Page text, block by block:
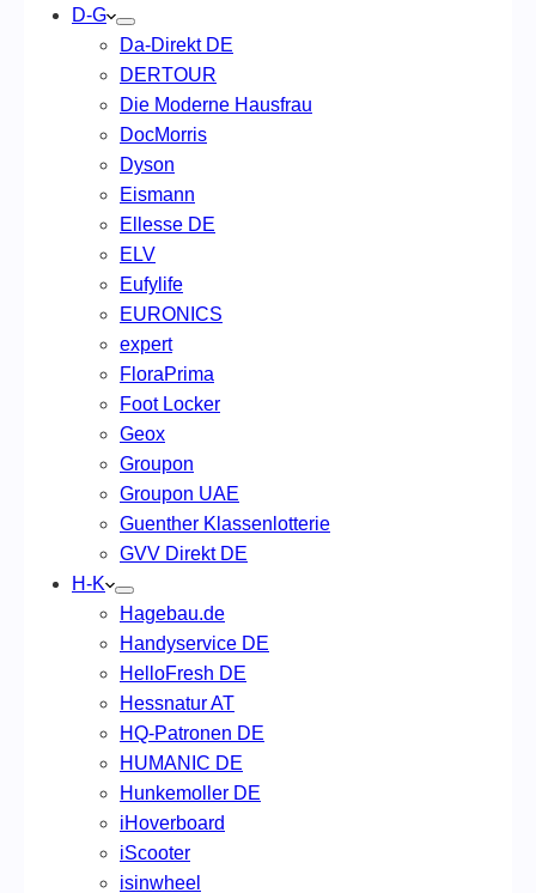
D-G
Da-Direkt DE
DERTOUR
Die Moderne Hausfrau
DocMorris
Dyson
Eismann
Ellesse DE
ELV
Eufylife
EURONICS
expert
FloraPrima
Foot Locker
Geox
Groupon
Groupon UAE
Guenther Klassenlotterie
GVV Direkt DE
H-K
Hagebau.de
Handyservice DE
HelloFresh DE
Hessnatur AT
HQ-Patronen DE
HUMANIC DE
Hunkemoller DE
iHoverboard
iScooter
isinwheel